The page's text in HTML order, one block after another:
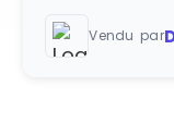
Vendu par